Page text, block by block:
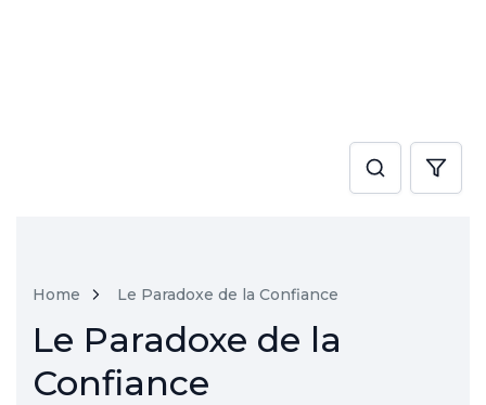
Home Le Paradoxe de la Confiance
Le Paradoxe de la
Confiance